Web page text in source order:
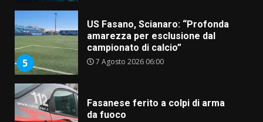
5
US Fasano, Scianaro: “Profonda
amarezza per esclusione dal
campionato di calcio”
7 Agosto 2026 06:00
Fasanese ferito a colpi di arma
da fuoco